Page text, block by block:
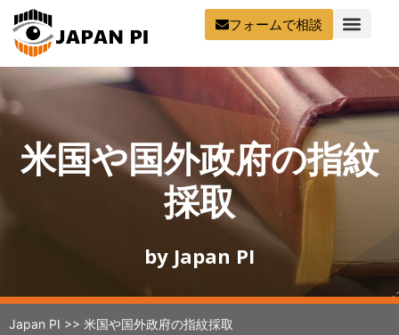
フォームで相談
米国や国外政府の指紋
採取
by Japan PI
Japan PI >> 米国や国外政府の指紋採取